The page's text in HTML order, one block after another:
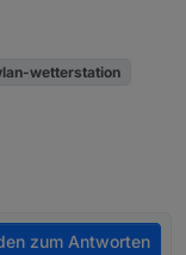
wetterstation
zum Antworten